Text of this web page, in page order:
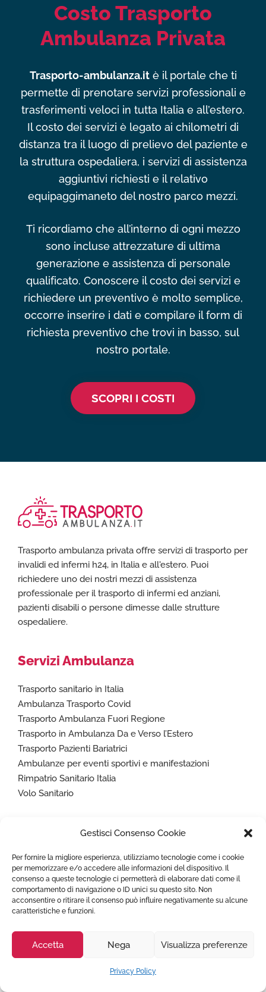
Gestisci Consenso Cookie
Per fornire la migliore esperienza, utilizziamo tecnologie come i cookie
per memorizzare e/o accedere alle informazioni del dispositivo. Il
consenso a queste tecnologie ci permetterà di elaborare dati come il
comportamento di navigazione o ID unici su questo sito. Non
acconsentire o ritirare il consenso può influire negativamente su alcune
caratteristiche e funzioni.
Accetta Nega Visualizza preferenze
Privacy Policy
Costo Trasporto
Ambulanza Privata
Trasporto-ambulanza.itè il portale che ti
permette di prenotare servizi professionali e
trasferimenti veloci in tutta Italia e all’estero.
Il costo dei servizi è legato ai chilometri di
distanza tra il luogo di prelievo del paziente e
la struttura ospedaliera, i servizi di assistenza
aggiuntivi richiesti e il relativo
equipaggimaneto del nostro parco mezzi.
Ti ricordiamo che all’interno di ogni mezzo
sono incluse attrezzature di ultima
generazione e assistenza di personale
qualificato. Conoscere il costo dei servizi e
richiedere un preventivo è molto semplice,
occorre inserire i dati e compilare il form di
richiesta preventivo che trovi in basso, sul
nostro portale.
SCOPRI I COSTI
Trasporto ambulanza privata offre servizi di trasporto per
invalidi ed infermi h24, in Italia e all'estero. Puoi
richiedere uno dei nostri mezzi di assistenza
professionale per il trasporto di infermi ed anziani,
pazienti disabili o persone dimesse dalle strutture
ospedaliere.
Servizi Ambulanza
Trasporto sanitario in Italia
Ambulanza Trasporto Covid
Trasporto Ambulanza Fuori Regione
Trasporto in Ambulanza Da e Verso l’Estero
Trasporto Pazienti Bariatrici
Ambulanze per eventi sportivi e manifestazioni
Rimpatrio Sanitario Italia
Volo Sanitario
Homepage
FAQ
Costo Servizio Ambulanza Privata
Città coperte Estero
Lavora con noi